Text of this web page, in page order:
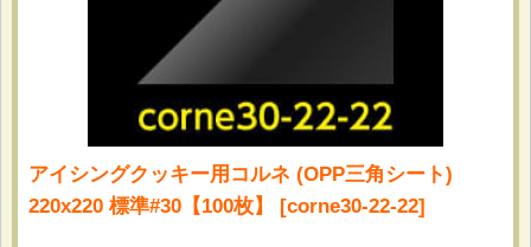
アイシングクッキー用コルネ (OPP三角シート)
220x220 標準#30【100枚】
[corne30-22-22]